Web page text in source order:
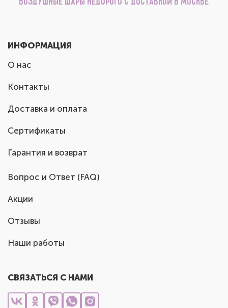
Воздушные шары недорого с доставкой в Москве
ИНФОРМАЦИЯ
О нас
Контакты
Доставка и оплата
Сертификаты
Гарантия и возврат
Вопрос и Ответ (FAQ)
Акции
Отзывы
Наши работы
СВЯЗАТЬСЯ С НАМИ